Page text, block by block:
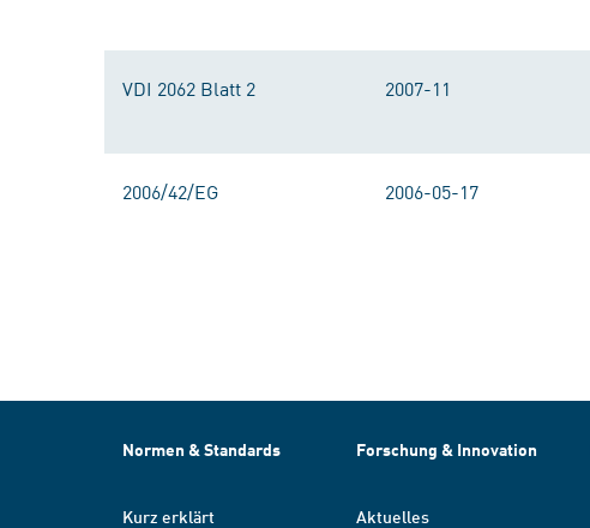
VDI 2062 Blatt 2 2007-11
2006/42/EG 2006-05-17
Normen & Standards
Kurz erklärt
Forschung & Innovation
Aktuelles